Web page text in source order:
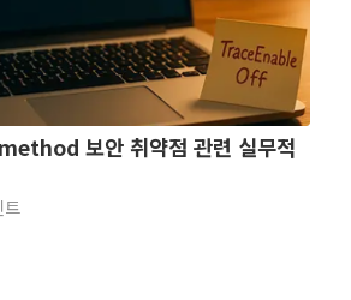
보안 취약점 관련 실무적